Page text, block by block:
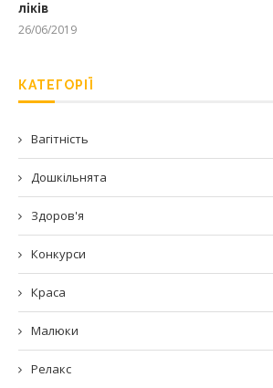
ліків
26/06/2019
КАТЕГОРІЇ
Вагітність
Дошкільнята
Здоров'я
Конкурси
Краса
Малюки
Релакс